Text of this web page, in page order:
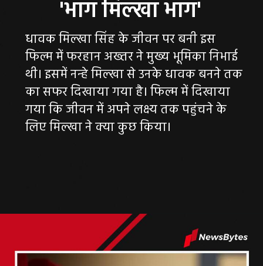
धावक मिल्खा सिंह के जीवन पर बनी इस
फिल्म में फरहान अख्तर ने मुख्य भूमिका निभाई
थी। इसमें नन्हे मिल्खा से उनके धावक बनने तक
का सफर दिखाया गया है। फिल्म में दिखाया
गया कि जीवन में अपने लक्ष्य तक पहुंचने के